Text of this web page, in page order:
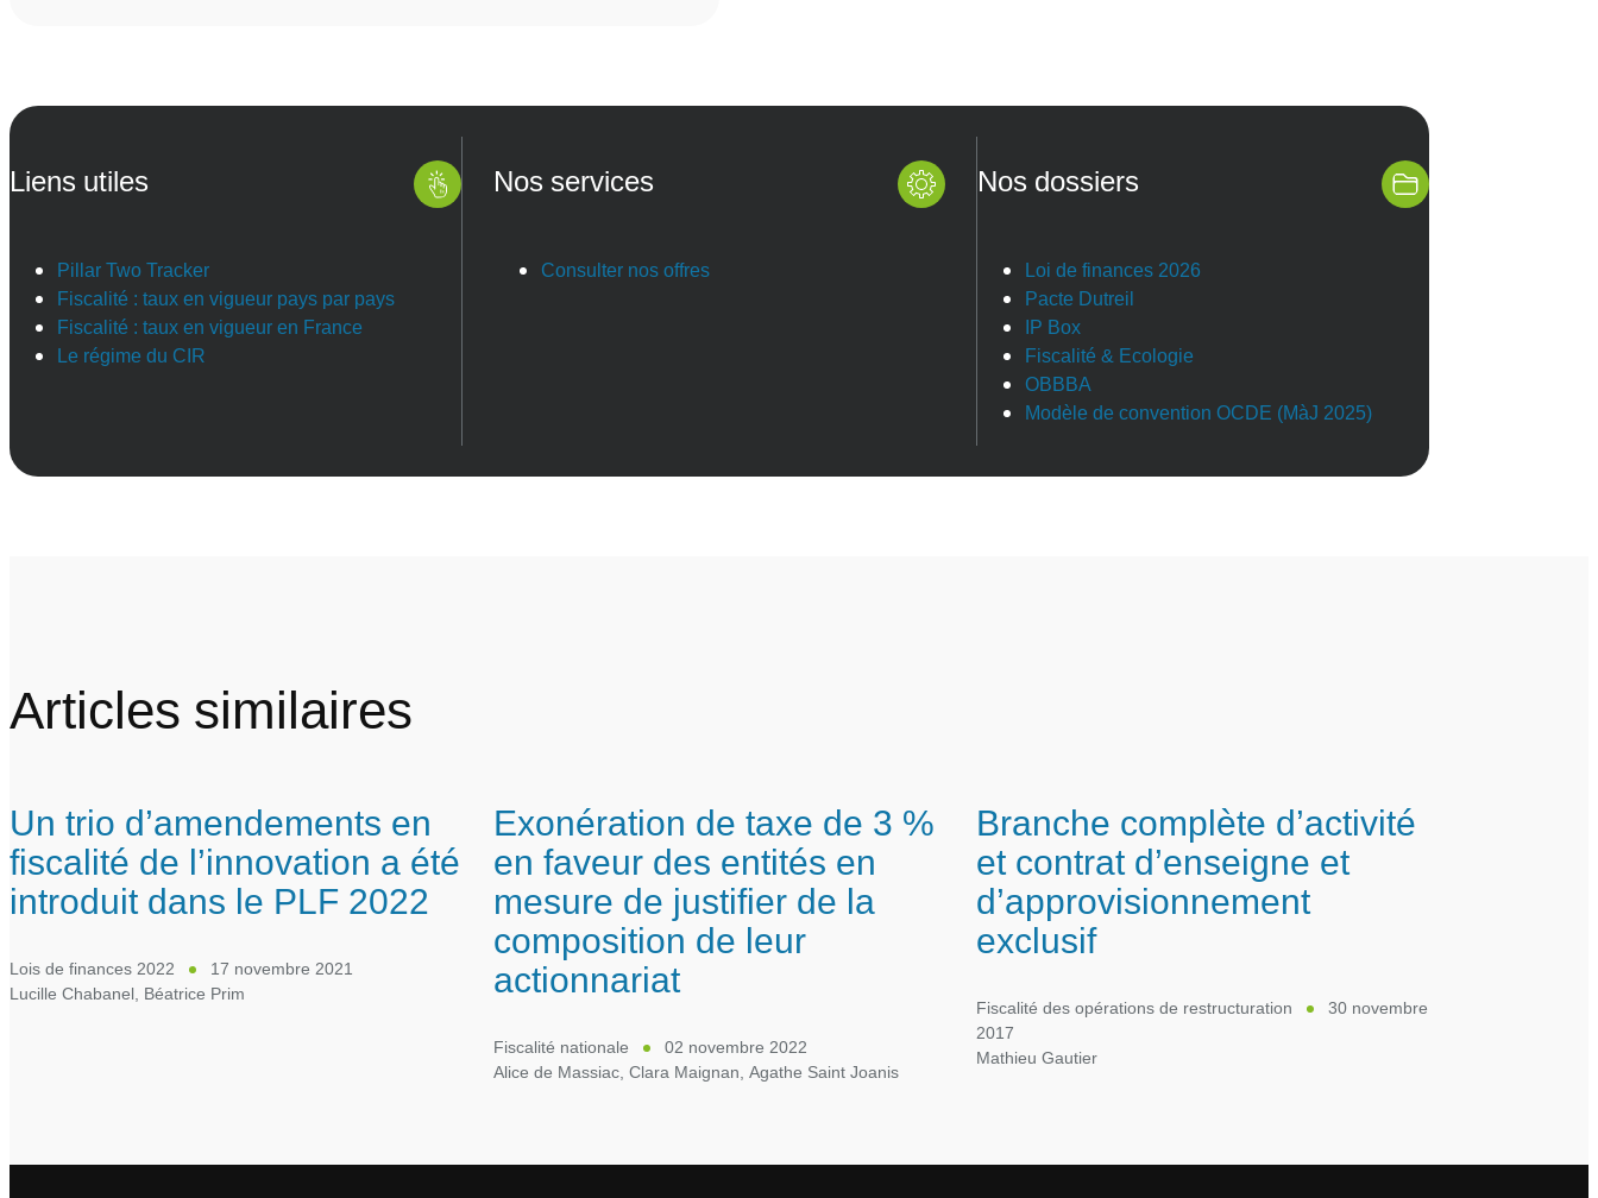
Liens utiles
Pillar Two Tracker
Fiscalité : taux en vigueur pays par pays
Fiscalité : taux en vigueur en France
Le régime du CIR
Nos services
Consulter nos offres
Nos dossiers
Loi de finances 2026
Pacte Dutreil
IP Box
Fiscalité & Ecologie
OBBBA
Modèle de convention OCDE (MàJ 2025)
Articles similaires
Un trio d’amendements en
fiscalité de l’innovation a été
introduit dans le PLF 2022
Lois de finances 2022
17 novembre 2021
Lucille Chabanel, Béatrice Prim
Exonération de taxe de 3 %
en faveur des entités en
mesure de justifier de la
composition de leur
actionnariat
Fiscalité nationale
02 novembre 2022
Alice de Massiac, Clara Maignan, Agathe Saint Joanis
Branche complète d’activité
et contrat d’enseigne et
d’approvisionnement
exclusif
Fiscalité des opérations de restructuration
30 novembre
2017
Mathieu Gautier